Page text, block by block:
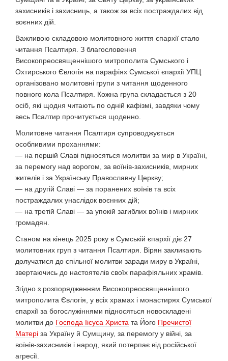
захисників і захисниць, а також за всіх постраждалих від
воєнних дій.
Важливою складовою молитовного життя єпархії стало
читання Псалтиря. З благословення
Високопреосвященнішого митрополита Сумського і
Охтирського Євлогія на парафіях Сумської єпархії УПЦ
організовано молитовні групи з читання щоденного
повного кола Псалтиря. Кожна група складається з 20
осіб, які щодня читають по одній кафізмі, завдяки чому
весь Псалтир прочитується щоденно.
Молитовне читання Псалтиря супроводжується
особливими проханнями:
— на першій Славі підносяться молитви за мир в Україні,
за перемогу над ворогом, за воїнів-захисників, мирних
жителів і за Українську Православну Церкву;
— на другій Славі — за поранених воїнів та всіх
постраждалих унаслідок воєнних дій;
— на третій Славі — за упокій загиблих воїнів і мирних
громадян.
Станом на кінець 2025 року в Сумській єпархії діє 27
молитовних груп з читання Псалтиря. Вірян закликають
долучатися до спільної молитви заради миру в Україні,
звертаючись до настоятелів своїх парафіяльних храмів.
Згідно з розпорядженням Високопреосвященнішого
митрополита Євлогія, у всіх храмах і монастирях Сумської
єпархії за богослужіннями підносяться новоскладені
молитви до Господа Іісуса Христа та Його Пречистої
Матері за Україну й Сумщину, за перемогу у війні, за
воїнів-захисників і народ, який потерпає від російської
агресії.